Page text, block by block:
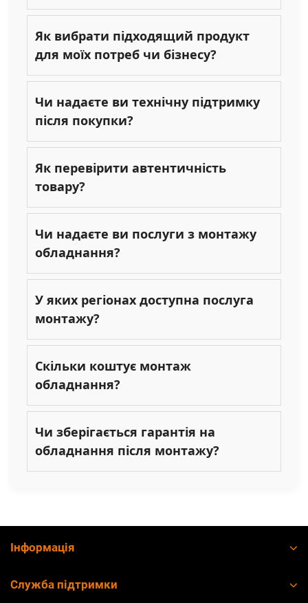
Як вибрати підходящий продукт
для моїх потреб чи бізнесу?
Чи надаєте ви технічну підтримку
після покупки?
Як перевірити автентичність
товару?
Чи надаєте ви послуги з монтажу
обладнання?
У яких регіонах доступна послуга
монтажу?
Скільки коштує монтаж
обладнання?
Чи зберігається гарантія на
обладнання після монтажу?
Інформація
Служба підтримки